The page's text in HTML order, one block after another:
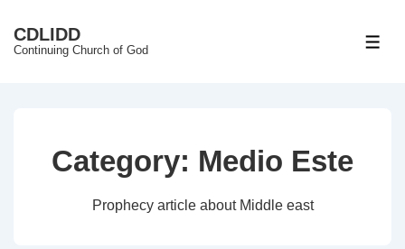
SkipCDLIDD
Continuing Church of God
Category: Medio Este
Prophecy article about Middle east